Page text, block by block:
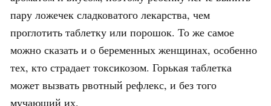
пару ложечек сладковатого лекарства, чем
проглотить таблетку или порошок. То же самое
можно сказать и о беременных женщинах, особенно
тех, кто страдает токсикозом. Горькая таблетка
может вызвать рвотный рефлекс, и без того
мучающий их.